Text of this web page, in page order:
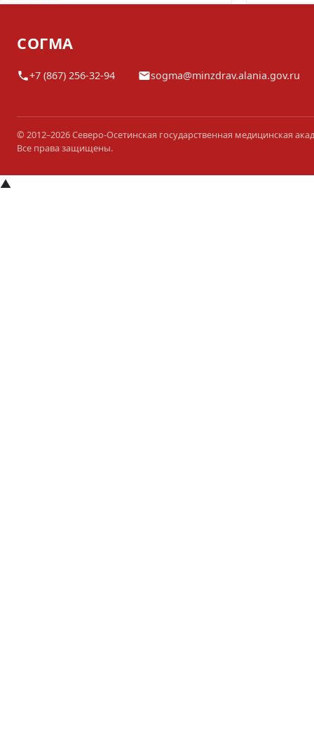
СОГМА
+7 (867) 256-32-94 sogma@minzdrav.alania.gov.ru
© 2012–2026 Северо-Осетинская государственная медицинская
Все права защищены.
▲